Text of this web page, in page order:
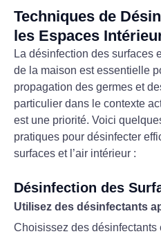
Techniques de
les Espaces
La désinfection des surfaces
de la maison est essentielle
propagation des germes et
particulier dans le contexte
est une priorité. Voici
pratiques pour désinfecter
surfaces et l’air intérieur :
Désinfection des
Utilisez des désinfectants
Choisissez des désinfectants